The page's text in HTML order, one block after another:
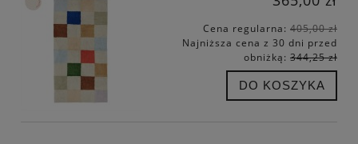
Cena regularna: 405,00 zł
Najniższa cena z 30 dni przed
obniżką: 344,25 zł
DO KOSZYKA